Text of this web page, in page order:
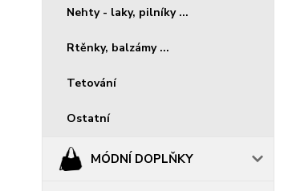
Nehty - laky, pilníky ...
Rtěnky, balzámy ...
Tetování
Ostatní
MÓDNÍ DOPLŇKY